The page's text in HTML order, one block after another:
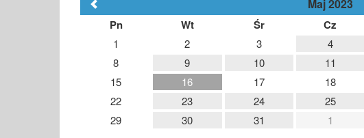
Maj 2023
Pn Wt Śr Cz
1 2 3 4
8
9 10 11
15
16 17 18
22
23 24 25
29
30 31 1